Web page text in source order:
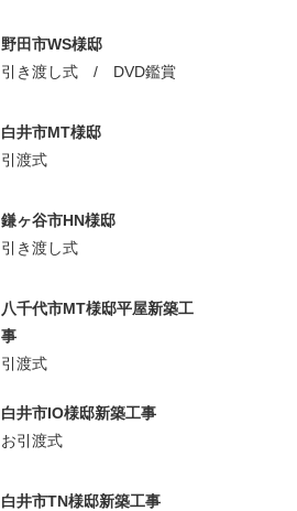
野田市WS様邸
引き渡し式 / DVD鑑賞
白井市MT様邸
引渡式
鎌ヶ谷市HN様邸
引き渡し式
八千代市MT様邸平屋新築工
事
引渡式
白井市IO様邸新築工事
お引渡式
白井市TN様邸新築工事